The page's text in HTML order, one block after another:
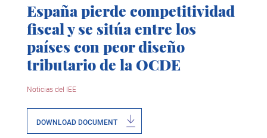
España pierde competitividad
fiscal y se sitúa entre los
países con peor diseño
tributario de la OCDE
Noticias del IEE
DOWNLOAD DOCUMENT